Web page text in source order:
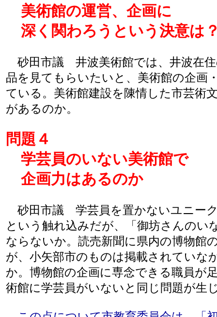
美術館の運営、企画に
深く関わろうという決意は
砂田市議 井波美術館では、井波在
品を見てもらいたいと、美術館の企画
ている。美術館建設を陳情した市芸術
があるのか。
問題４
学芸員のいない美術館で
企画力はあるのか
砂田市議 学芸員を置かないユニー
という触れ込みだが、「御坊さんのい
ならないか。読売新聞に県内の博物館
が、小矢部市のものは掲載されていな
か。博物館の企画に専念できる職員が
術館に学芸員がいないと同じ問題が生